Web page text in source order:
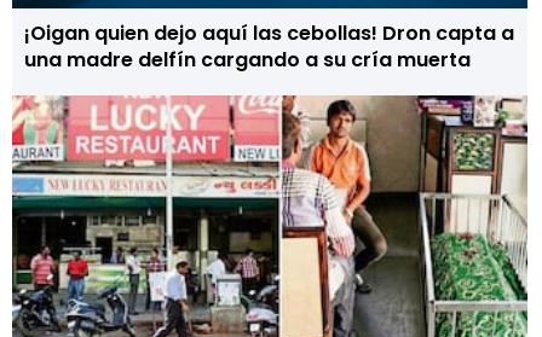
¡Oigan quien dejo aquí las cebollas! Dron capta a
una madre delfín cargando a su cría muerta